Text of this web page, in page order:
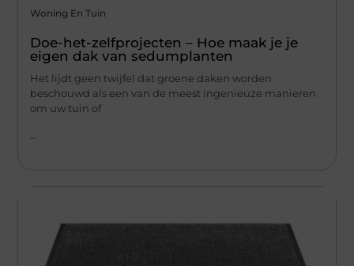
Woning En Tuin
Doe-het-zelfprojecten – Hoe maak je je
eigen dak van sedumplanten
Het lijdt geen twijfel dat groene daken worden
beschouwd als een van de meest ingenieuze manieren
om uw tuin of